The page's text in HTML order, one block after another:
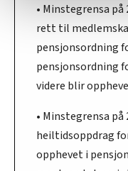
statistikk.
Vi deler bare
nettstedet med LO
innenfor analyse og
oversikten lengre ned
• Minstegrensa
rett til
pensjonsordning
pensjonsordning
videre blir
• Minstegrensa
heiltidsoppdrag
opphevet i